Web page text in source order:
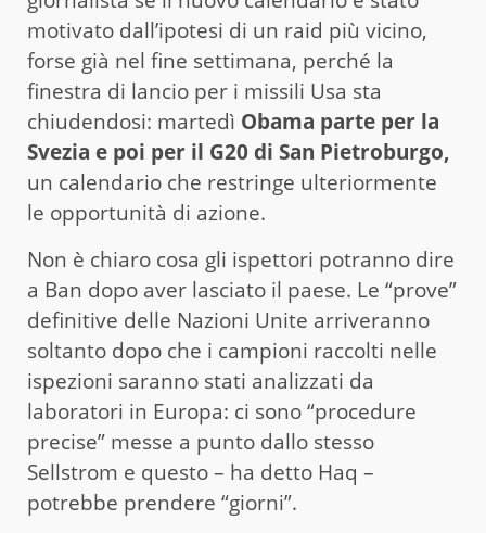
motivato dall’ipotesi di un raid più vicino,
forse già nel fine settimana, perché la
finestra di lancio per i missili Usa sta
chiudendosi: martedì Obama parte per la
Svezia e poi per il G20 di San Pietroburgo,
un calendario che restringe ulteriormente
le opportunità di azione.
Non è chiaro cosa gli ispettori potranno dire
a Ban dopo aver lasciato il paese. Le “prove”
definitive delle Nazioni Unite arriveranno
soltanto dopo che i campioni raccolti nelle
ispezioni saranno stati analizzati da
laboratori in Europa: ci sono “procedure
precise” messe a punto dallo stesso
Sellstrom e questo – ha detto Haq –
potrebbe prendere “giorni”.